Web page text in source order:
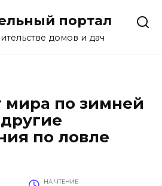
портал
домов и дач
мира по зимней
по ловле
НА ЧТЕНИЕ